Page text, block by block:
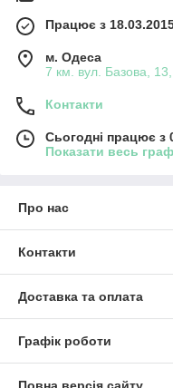
Працює з
м. Одеса
7 км. вул. Базова,
Контакти
Сьогодні працює з
Показати весь
Про нас
Контакти
Доставка та оплата
Графік роботи